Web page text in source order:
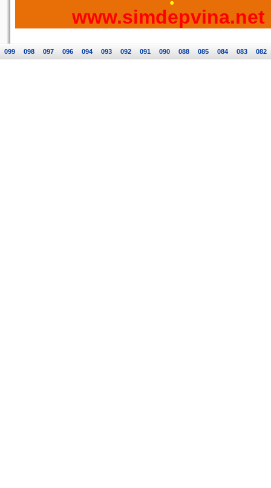
099 098 097 096 094 093 092 091 090 088 085 084 083 082